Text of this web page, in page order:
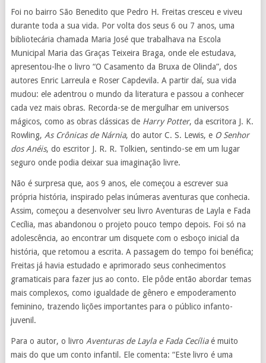
Foi no bairro São Benedito que Pedro H. Freitas cresceu e viveu
durante toda a sua vida. Por volta dos seus 6 ou 7 anos, uma
bibliotecária chamada Maria José que trabalhava na Escola
Municipal Maria das Graças Teixeira Braga, onde ele estudava,
apresentou-lhe o livro “O Casamento da Bruxa de Olinda”, dos
autores Enric Larreula e Roser Capdevila. A partir daí, sua vida
mudou: ele adentrou o mundo da literatura e passou a conhecer
cada vez mais obras. Recorda-se de mergulhar em universos
mágicos, como as obras clássicas deHarry Potter, da escritora J. K.
Rowling, As Crônicas de Nárnia, do autor C. S. Lewis, e O Senhor
dos Anéis, do escritor J. R. R. Tolkien, sentindo-se em um lugar
seguro onde podia deixar sua imaginação livre.
Não é surpresa que, aos 9 anos, ele começou a escrever sua
própria história, inspirado pelas inúmeras aventuras que conhecia.
Assim, começou a desenvolver seu livro Aventuras de Layla e Fada
Cecília, mas abandonou o projeto pouco tempo depois. Foi só na
adolescência, ao encontrar um disquete com o esboço inicial da
história, que retomou a escrita. A passagem do tempo foi benéfica;
Freitas já havia estudado e aprimorado seus conhecimentos
gramaticais para fazer jus ao conto. Ele pôde então abordar temas
mais complexos, como igualdade de gênero e empoderamento
feminino, trazendo lições importantes para o público infanto-
juvenil.
Para o autor, o livro Aventuras de Layla e Fada Cecíliaé muito
mais do que um conto infantil. Ele comenta: “Este livro é uma